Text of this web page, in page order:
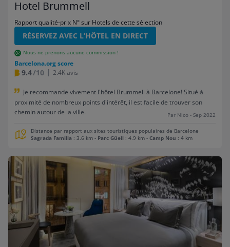
Hotel Brummell
Rapport qualité-prix N° sur Hotels de cette sélection
RÉSERVEZ AVEC L’HÔTEL EN DIRECT
Nous ne prenons aucune commission !
Barcelona.org score
9.4/10 2.4K avis
Je recommande vivement l'hôtel Brummell à Barcelone! Situé à
proximité de nombreux points d'intérêt, il est facile de trouver son
chemin autour de la ville.
Par Nico - Sep 2022
Distance par rapport aux sites touristiques populaires de Barcelone
Sagrada Familia : 3.6 km - Parc Güell : 4.9 km - Camp Nou : 4 km